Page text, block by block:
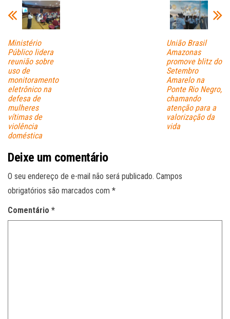
pp
Ministério
Público lidera
reunião sobre
uso de
monitoramento
eletrônico na
defesa de
mulheres
vítimas de
violência
doméstica
União Brasil
Amazonas
promove blitz do
Setembro
Amarelo na
Ponte Rio Negro,
chamando
atenção para a
valorização da
vida
Deixe um comentário
O seu endereço de e-mail não será publicado. Campos
obrigatórios são marcados com *
Comentário *